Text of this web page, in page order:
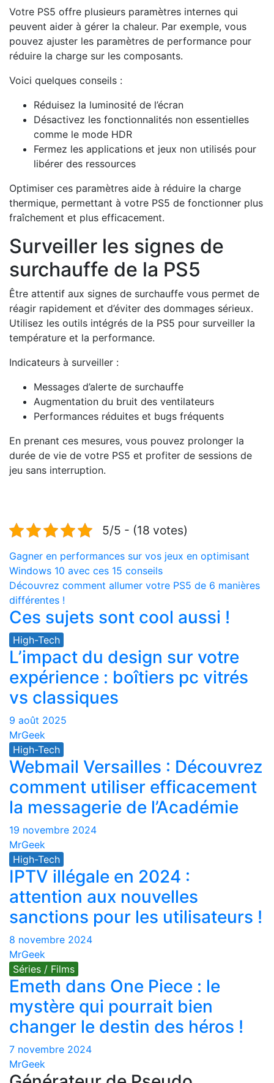
Votre PS5 offre plusieurs paramètres internes qui
peuvent aider à gérer la chaleur. Par exemple, vous
pouvez ajuster les paramètres de performance pour
réduire la charge sur les composants.
Voici quelques conseils :
Réduisez la luminosité de l’écran
Désactivez les fonctionnalités non essentielles
comme le mode HDR
Fermez les applications et jeux non utilisés pour
libérer des ressources
Optimiser ces paramètres aide à réduire la charge
thermique, permettant à votre PS5 de fonctionner plus
fraîchement et plus efficacement.
Surveiller les signes de
surchauffe de la PS5
Être attentif aux signes de surchauffe vous permet de
réagir rapidement et d’éviter des dommages sérieux.
Utilisez les outils intégrés de la PS5 pour surveiller la
température et la performance.
Indicateurs à surveiller :
Messages d’alerte de surchauffe
Augmentation du bruit des ventilateurs
Performances réduites et bugs fréquents
En prenant ces mesures, vous pouvez prolonger la
durée de vie de votre PS5 et profiter de sessions de
jeu sans interruption.
5/5 - (18 votes)
Navigation
de
l’article
Gagner en performances sur vos jeux en optimisant
Windows 10 avec ces 15 conseils
Découvrez comment allumer votre PS5 de 6 manières
différentes !
Ces sujets sont cool aussi !
High-Tech
L’impact du design sur votre
expérience : boîtiers pc vitrés
vs classiques
9 août 2025
MrGeek
High-Tech
Webmail Versailles : Découvrez
comment utiliser efficacement
la messagerie de l’Académie
19 novembre 2024
MrGeek
High-Tech
IPTV illégale en 2024 :
attention aux nouvelles
sanctions pour les utilisateurs !
8 novembre 2024
MrGeek
Séries / Films
Emeth dans One Piece : le
mystère qui pourrait bien
changer le destin des héros !
7 novembre 2024
MrGeek